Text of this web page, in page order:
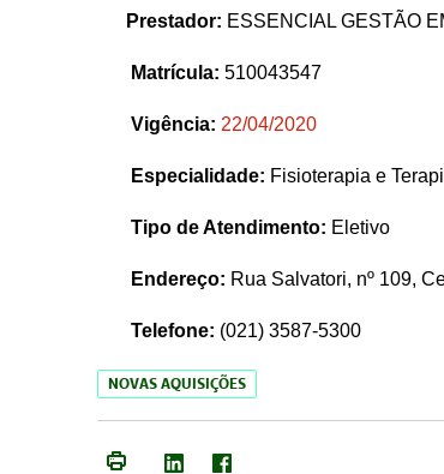
Prestador: ESSENCIAL GESTÃO
Matrícula: 510043547
Vigência: 22/04/2020
Especialidade: Fisioterapia e
Tipo de Atendimento: Eletivo
Endereço: Rua Salvatori, nº 109,
Telefone: (021) 3587-5300
NOVAS AQUISIÇÕES